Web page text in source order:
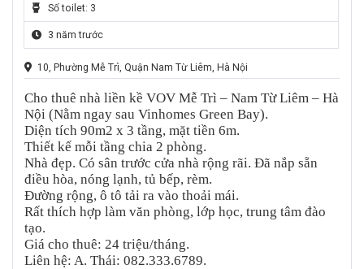
Số toilet: 3
3 năm trước
10, Phường Mễ Trì, Quận Nam Từ Liêm, Hà Nội
Cho thuê nhà liền kề VOV Mễ Trì – Nam Từ Liêm – Hà
Nội (Nằm ngay sau Vinhomes Green Bay).
Diện tích 90m2 x 3 tầng, mặt tiền 6m.
Thiết kế mỗi tầng chia 2 phòng.
Nhà đẹp. Có sân trước cửa nhà rộng rãi. Đã nắp sẵn
điều hòa, nóng lạnh, tủ bếp, rèm.
Đường rộng, ô tô tải ra vào thoải mái.
Rất thích hợp làm văn phòng, lớp học, trung tâm đào
tạo.
Giá cho thuê: 24 triệu/tháng.
Liên hệ: A. Thái: 082.333.6789.